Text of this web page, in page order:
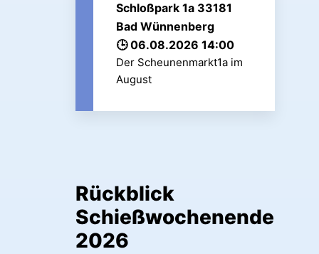
Schloßpark 1a 33181
Bad Wünnenberg
06.08.2026 14:00
Der Scheunenmarkt1a im
August
Rückblick
Schießwochenende
2026